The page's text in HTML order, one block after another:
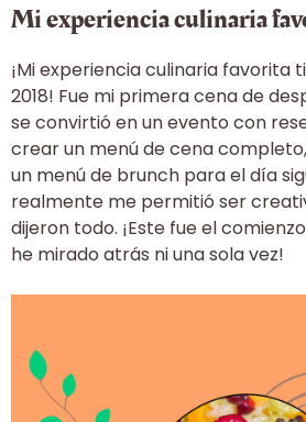
Mi experiencia culinaria
¡Mi experiencia culinaria favorita
2018! Fue mi primera cena de
se convirtió en un evento con
crear un menú de cena
un menú de brunch para el día
realmente me permitió ser
dijeron todo. ¡Este fue el
he mirado atrás ni una sola vez!